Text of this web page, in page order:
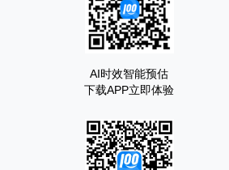
AI时效智能预估
下载APP立即体验